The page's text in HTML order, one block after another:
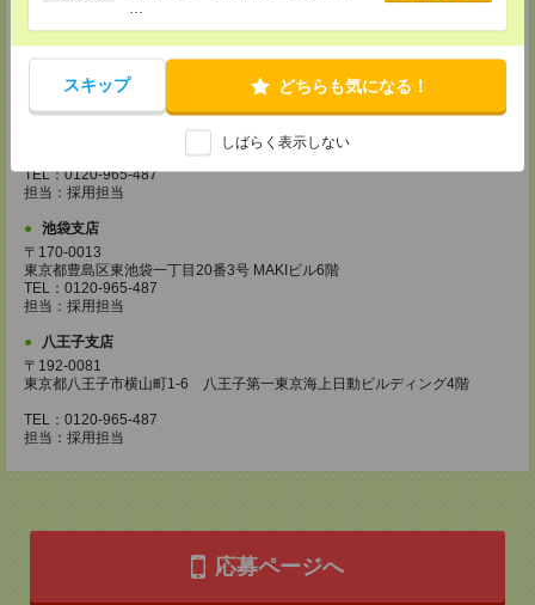
スキップ どちらも気になる！
しばらく表示しない
千葉県柏市柏4－2－1 メットライフ柏ビル7階
TEL：0120-965-487
担当：採用担当
甲府支店
TEL：0120-965-487
担当：採用担当
池袋支店
〒170-0013
東京都豊島区東池袋一丁目20番3号 MAKIビル6階
TEL：0120-965-487
担当：採用担当
八王子支店
〒192-0081
東京都八王子市横山町1-6 八王子第一東京海上日動ビルディング4階
TEL：0120-965-487
担当：採用担当
応募ページへ